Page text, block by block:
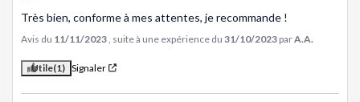
Très bien, conforme à mes attentes, je recommande !
Avis du 11/11/2023 , suite à une expérience du 31/10/2023 parA.A.
Utile(1) Signaler